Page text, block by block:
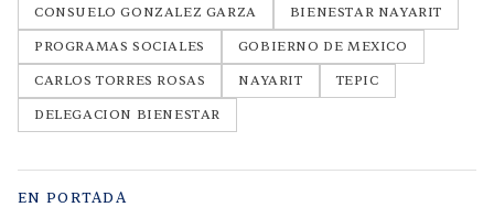
CONSUELO GONZALEZ GARZA
BIENESTAR NAYARIT
PROGRAMAS SOCIALES
GOBIERNO DE MEXICO
CARLOS TORRES ROSAS
NAYARIT
TEPIC
DELEGACION BIENESTAR
EN PORTADA